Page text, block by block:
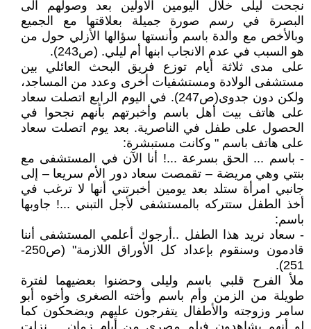
نجحت ليلى خلال اليومين الاولين بعد وصولهم الى
البصرة في رسم صورة جميلة بعلاقتها مع الجميع
وبالأخص مع والدة باسم وأنستها سؤالها الأزلي حول من
هو السبب في عدم الانجاب ابنها أم ليلي. (ص243).
على مدى ثلاثة أيام توزع فريق البحث العائلي بين
مستشفى الولادة ومستشفيات أخرى وعدد من المساجد،
ولكن دون جدوى(ص247). في اليوم الرابع اتصلت سعاد
على هاتف بيت أهل باسم وأخبرتهم بأنهم نجحوا في
الحصول على طفل في الناصرية. بعد يوم اتصلت سعاد
على هاتف باسم " وكانت مستبشرة:
- باسم ... الحق بسرعة ...! أنا الآن في المستشفى مع
بنتي وهي مريضة – تقمصت سعاد دور الأم سريعا – إلى
جانبي امرأة ستلد بعد يومين أخبرتني أنها لا ترغب في
أخذ الطفل ستتركه بالمستشفى لأجل التبني ...! جاوبها
باسم:
- سعاد نريد هذا الطفل ..أرجوك أعلمي المستشفى أننا
قادمون وسنقوم بإعداد كل الأوراق اللازمة" (ص250-
251).
ملأ الفرح قلبي باسم وليلى وحضنوا بعضيهما لفترة
طويلة من الزمن وأم باسم وأخته الصغرى وأخوه أبو
سامر وزوجته والأطفال يتفرجون عليهم ويضحكون كما